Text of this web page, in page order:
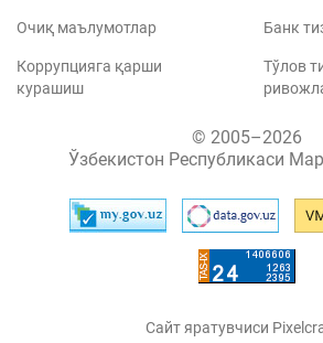
Очиқ маълумотлар
Коррупцияга қарши
курашиш
Банк
Тўлов
© 2005–2026
Ўзбекистон Республикаси
Сайт яратувчиси